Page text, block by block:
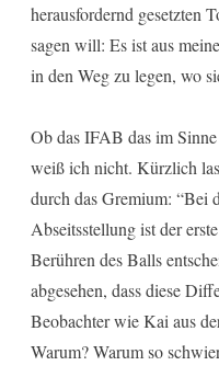
herausfordernd gesetzten
sagen will: Es ist aus
in den Weg zu legen, wo
Ob das IFAB das im
weiß ich nicht. Kürzlich
durch das Gremium: “Bei
Abseitsstellung ist der
Berühren des Balls
abgesehen, dass diese
Beobachter wie Kai aus
Warum? Warum so